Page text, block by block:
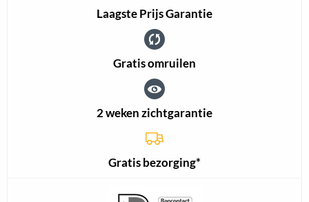
Laagste Prijs Garantie
Gratis omruilen
2 weken zichtgarantie
Gratis bezorging*